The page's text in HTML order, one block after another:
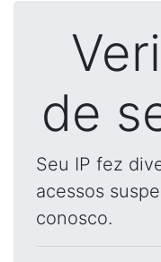
de
Seu IP fez
acessos
conosco.